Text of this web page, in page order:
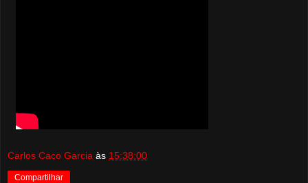
Carlos Caco Garcia às 15:38:00
Compartilhar